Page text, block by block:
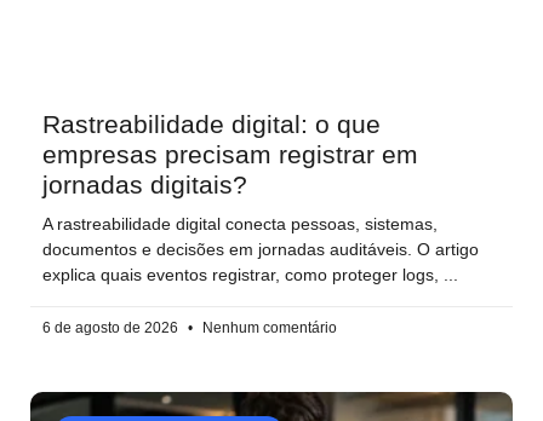
Rastreabilidade digital: o que
empresas precisam registrar em
jornadas digitais?
A rastreabilidade digital conecta pessoas, sistemas,
documentos e decisões em jornadas auditáveis. O artigo
explica quais eventos registrar, como proteger logs,
6 de agosto de 2026 Nenhum comentário